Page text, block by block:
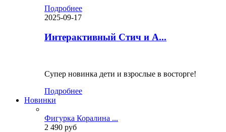
Подробнее
2025-09-17
Интерактивный Стич и А...
Супер новинка дети и взрослые в восторге!
Подробнее
Новинки
Фигурка Коралина ...
2 490 руб